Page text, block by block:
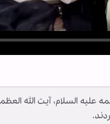
علیه السلام، آیت الله